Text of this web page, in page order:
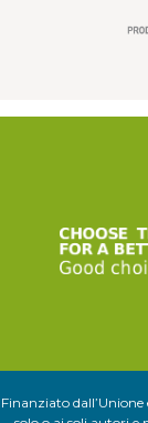
Finanziato